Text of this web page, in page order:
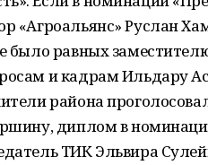
«Агроальянс» Руслан
было равных
и кадрам Ильдару
района
диплом в
ТИК Эльвира